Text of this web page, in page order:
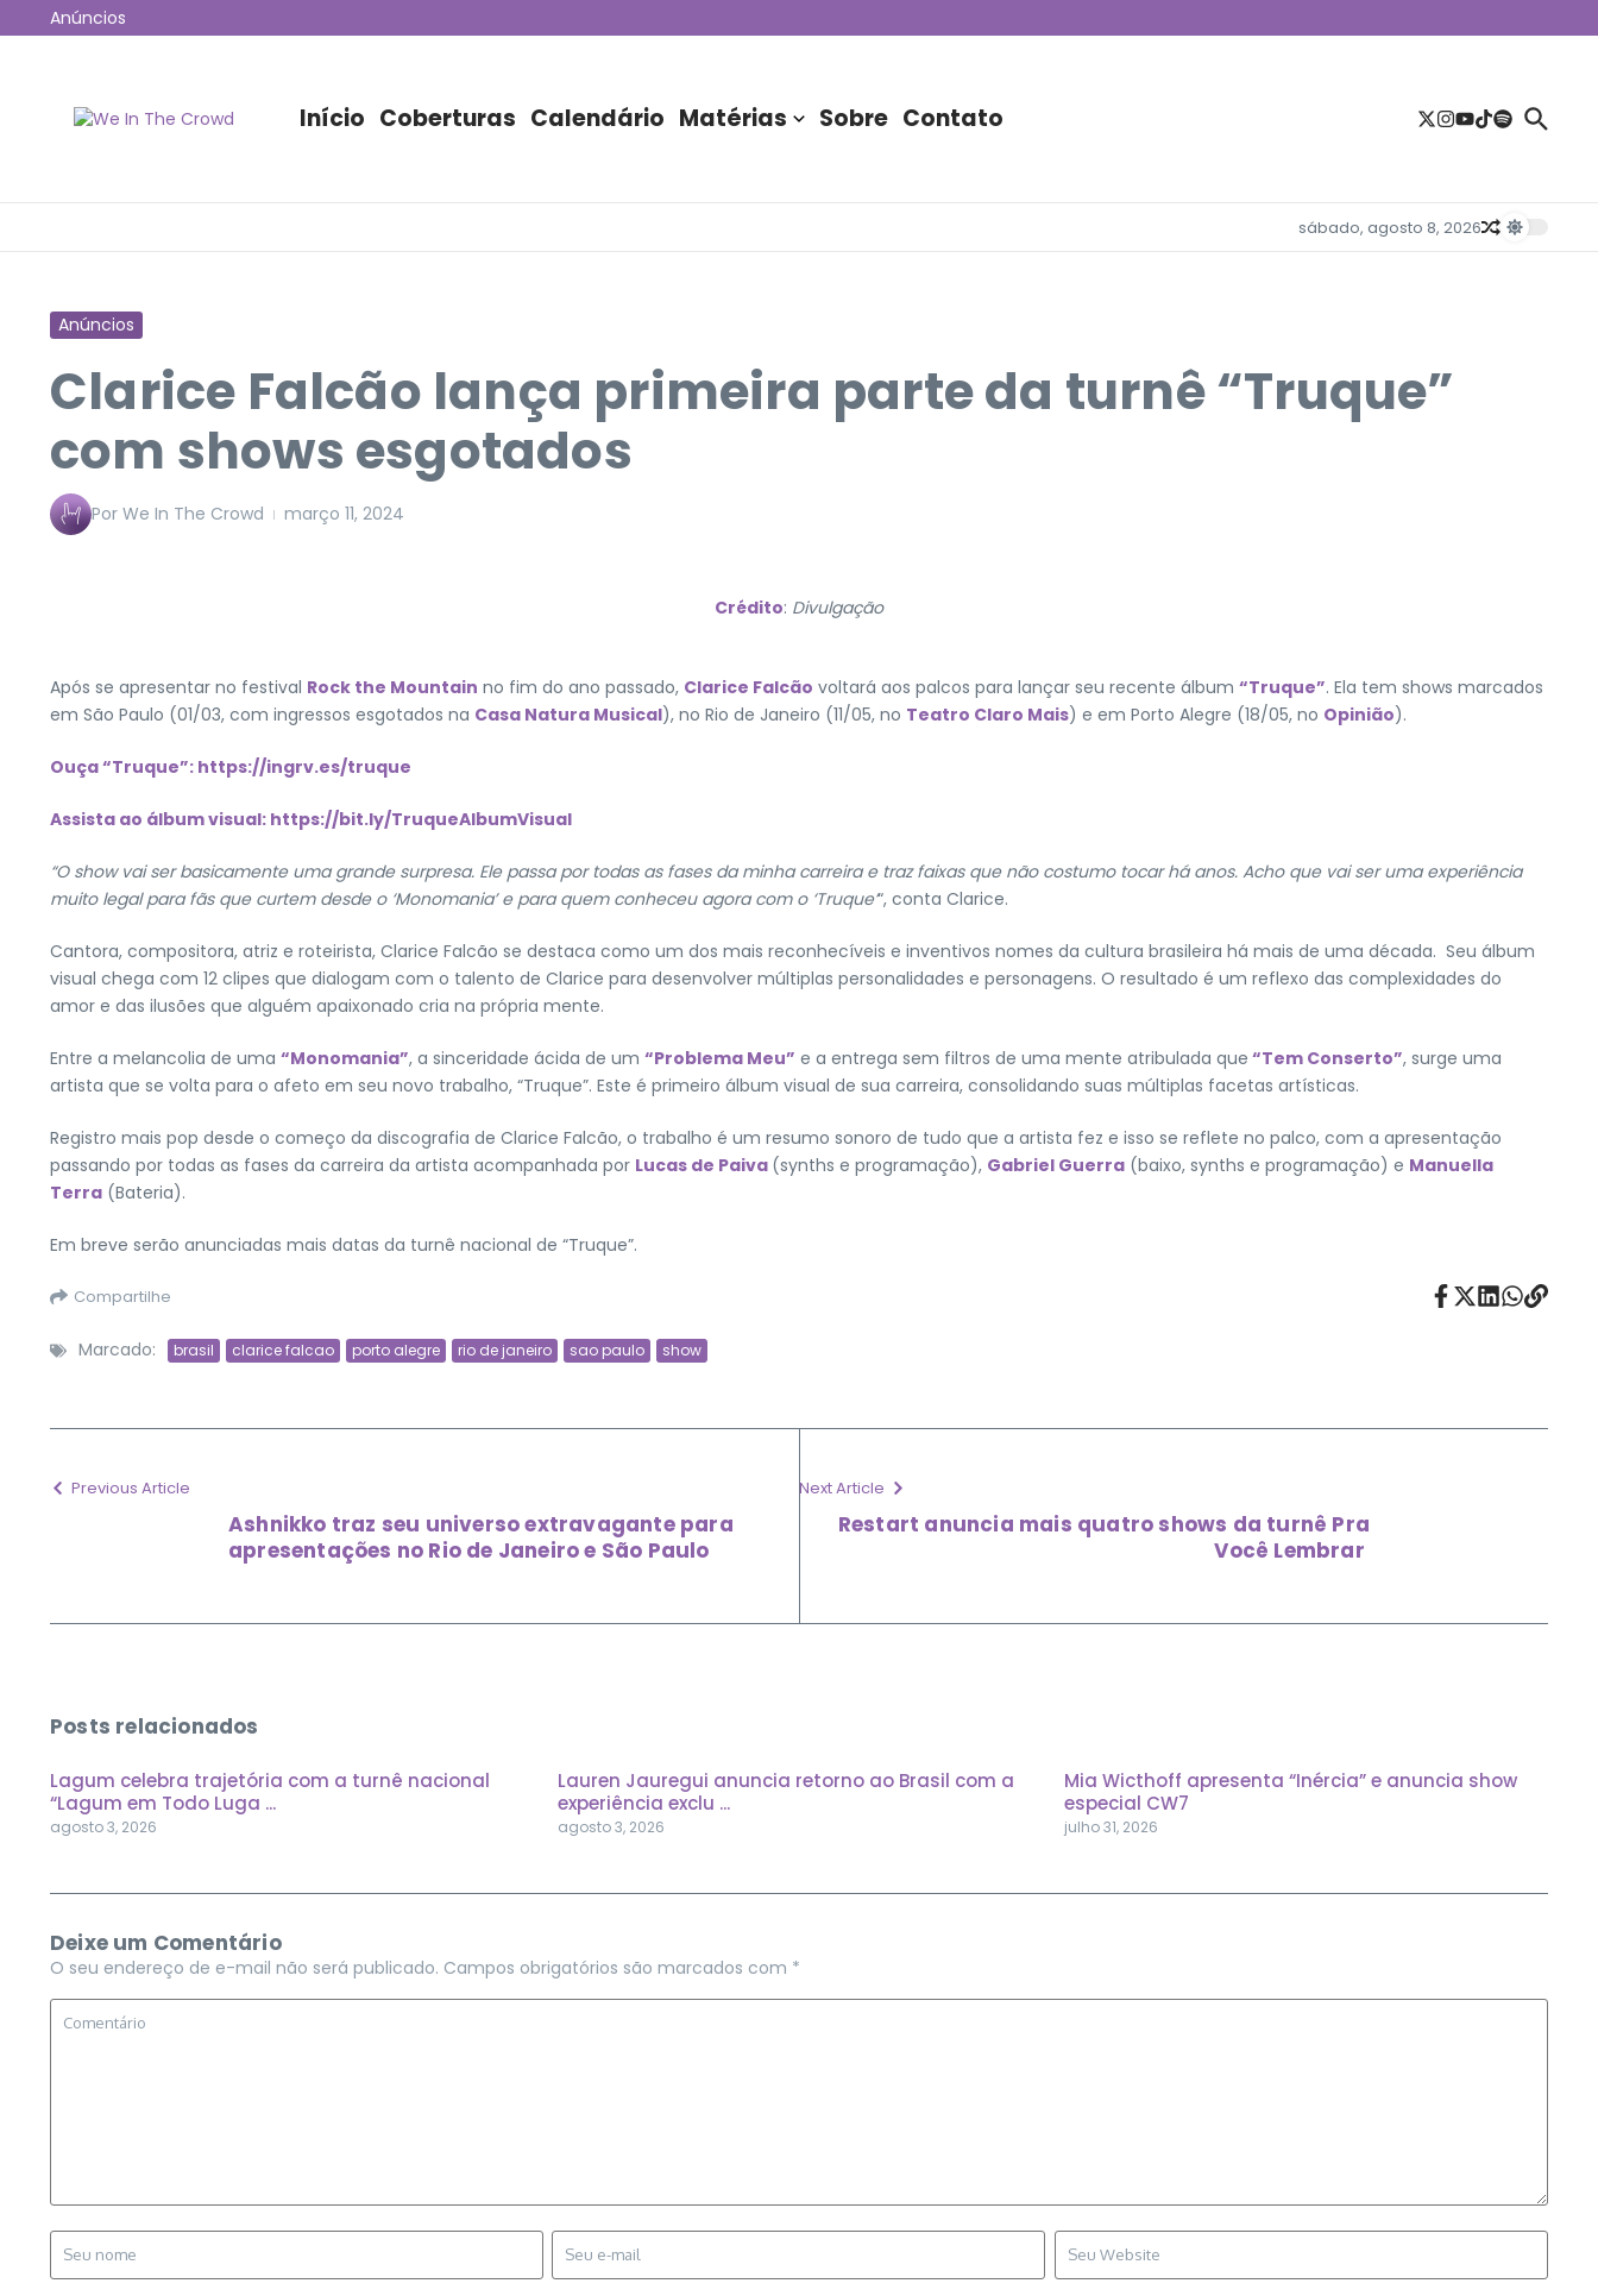
Ir para o conteúdo
Anúncios
Jão esgota 53 mil ingressos e fará maior show da história do Nubank Parque
Início Coberturas Calendário Matérias Sobre Contato
sábado, agosto 8, 2026
Anúncios
Clarice Falcão lança primeira parte da turnê “Truque”
com shows esgotados
Por We In The Crowd março 11, 2024
Crédito: Divulgação
Após se apresentar no festival Rock the Mountain no fim do ano passado, Clarice Falcão voltará aos palcos para lançar seu recente álbum “Truque”. Ela tem shows marcados
em São Paulo (01/03, com ingressos esgotados na Casa Natura Musical), no Rio de Janeiro (11/05, no Teatro Claro Mais) e em Porto Alegre (18/05, no Opinião).
Ouça “Truque”: https://ingrv.es/truque
Assista ao álbum visual: https://bit.ly/TruqueAlbumVisual
“O show vai ser basicamente uma grande surpresa. Ele passa por todas as fases da minha carreira e traz faixas que não costumo tocar há anos. Acho que vai ser uma experiência
muito legal para fãs que curtem desde o ‘Monomania’ e para quem conheceu agora com o ‘Truque’“, conta Clarice.
Cantora, compositora, atriz e roteirista, Clarice Falcão se destaca como um dos mais reconhecíveis e inventivos nomes da cultura brasileira há mais de uma década. Seu álbum
visual chega com 12 clipes que dialogam com o talento de Clarice para desenvolver múltiplas personalidades e personagens. O resultado é um reflexo das complexidades do
amor e das ilusões que alguém apaixonado cria na própria mente.
Entre a melancolia de uma “Monomania”, a sinceridade ácida de um “Problema Meu” e a entrega sem filtros de uma mente atribulada que “Tem Conserto”, surge uma
artista que se volta para o afeto em seu novo trabalho, “Truque”. Este é primeiro álbum visual de sua carreira, consolidando suas múltiplas facetas artísticas.
Registro mais pop desde o começo da discografia de Clarice Falcão, o trabalho é um resumo sonoro de tudo que a artista fez e isso se reflete no palco, com a apresentação
passando por todas as fases da carreira da artista acompanhada por Lucas de Paiva (synths e programação), Gabriel Guerra (baixo, synths e programação) e Manuella
Terra (Bateria).
Em breve serão anunciadas mais datas da turnê nacional de “Truque”.
Compartilhe
Marcado: brasil clarice falcao porto alegre rio de janeiro sao paulo show
Previous Article
Ashnikko traz seu universo extravagante para
apresentações no Rio de Janeiro e São Paulo
Next Article
Restart anuncia mais quatro shows da turnê Pra
Você Lembrar
Posts relacionados
Lagum celebra trajetória com a turnê nacional
“Lagum em Todo Luga ...
agosto 3, 2026
Lauren Jauregui anuncia retorno ao Brasil com a
experiência exclu ...
agosto 3, 2026
Mia Wicthoff apresenta “Inércia” e anuncia show
especial CW7
julho 31, 2026
Deixe um Comentário
O seu endereço de e-mail não será publicado. Campos obrigatórios são marcados com *